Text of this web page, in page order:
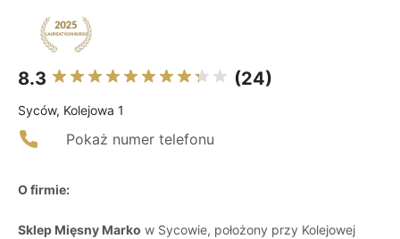
8.3 (24)
Syców, Kolejowa 1
Pokaż numer telefonu
O firmie:
Sklep Mięsny Marko w Sycowie, położony przy Kolejowej